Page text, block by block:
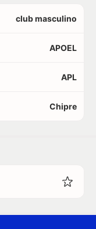
club masculino
APOEL
APL
Chipre